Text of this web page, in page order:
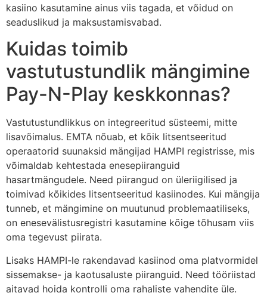
kasiino kasutamine ainus viis tagada, et võidud on
seaduslikud ja maksustamisvabad.
Kuidas toimib
vastutustundlik mängimine
Pay-N-Play keskkonnas?
Vastutustundlikkus on integreeritud süsteemi, mitte
lisavõimalus. EMTA nõuab, et kõik litsentseeritud
operaatorid suunaksid mängijad HAMPI registrisse, mis
võimaldab kehtestada enesepiiranguid
hasartmängudele. Need piirangud on üleriigilised ja
toimivad kõikides litsentseeritud kasiinodes. Kui mängija
tunneb, et mängimine on muutunud problemaatiliseks,
on enesevälistusregistri kasutamine kõige tõhusam viis
oma tegevust piirata.
Lisaks HAMPI-le rakendavad kasiinod oma platvormidel
sissemakse- ja kaotusaluste piiranguid. Need tööriistad
aitavad hoida kontrolli oma rahaliste vahendite üle.